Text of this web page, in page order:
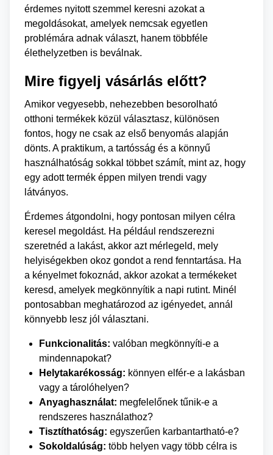
érdemes nyitott szemmel keresni azokat a
megoldásokat, amelyek nemcsak egyetlen
problémára adnak választ, hanem többféle
élethelyzetben is beválnak.
Mire figyelj vásárlás előtt?
Amikor vegyesebb, nehezebben besorolható
otthoni termékek közül választasz, különösen
fontos, hogy ne csak az első benyomás alapján
dönts. A praktikum, a tartósság és a könnyű
használhatóság sokkal többet számít, mint az, hogy
egy adott termék éppen milyen trendi vagy
látványos.
Érdemes átgondolni, hogy pontosan milyen célra
keresel megoldást. Ha például rendszerezni
szeretnéd a lakást, akkor azt mérlegeld, mely
helyiségekben okoz gondot a rend fenntartása. Ha
a kényelmet fokoznád, akkor azokat a termékeket
keresd, amelyek megkönnyítik a napi rutint. Minél
pontosabban meghatározod az igényedet, annál
könnyebb lesz jól választani.
Funkcionalitás: valóban megkönnyíti-e a
mindennapokat?
Helytakarékosság: könnyen elfér-e a lakásban
vagy a tárolóhelyen?
Anyaghasználat: megfelelőnek tűnik-e a
rendszeres használathoz?
Tisztíthatóság: egyszerűen karbantartható-e?
Sokoldalúság: több helyen vagy több célra is